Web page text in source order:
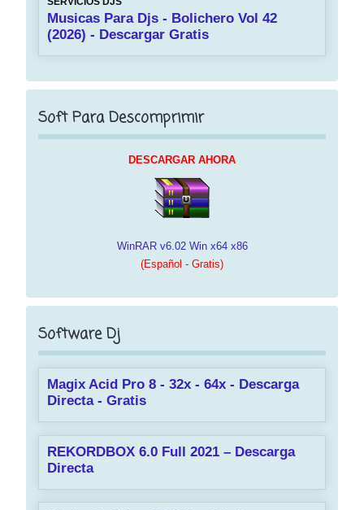
Musicas Para Djs - Bolichero Vol 42
(2026) - Descargar Gratis
Soft Para Descomprimir
DESCARGAR AHORA
WinRAR v6.02 Win x64 x86
(Español - Gratis)
Software Dj
Magix Acid Pro 8 - 32x - 64x - Descarga
Directa - Gratis
REKORDBOX 6.0 Full 2021 – Descarga
Directa